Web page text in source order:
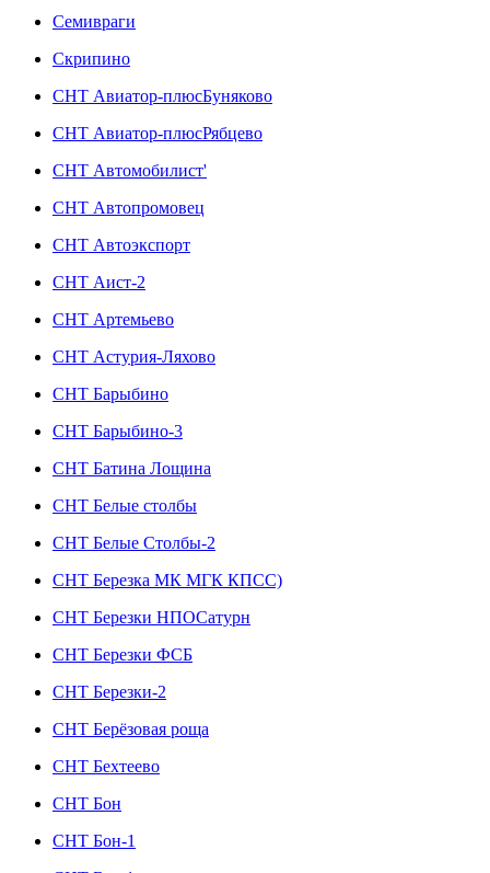
Семивраги
Скрипино
СНТ Авиатор-плюсБуняково
СНТ Авиатор-плюсРябцево
СНТ Автомобилист'
СНТ Автопромовец
СНТ Автоэкспорт
СНТ Аист-2
СНТ Артемьево
СНТ Астурия-Ляхово
СНТ Барыбино
СНТ Барыбино-3
СНТ Батина Лощина
СНТ Белые столбы
СНТ Белые Столбы-2
СНТ Березка МК МГК КПСС)
СНТ Березки НПОСатурн
СНТ Березки ФСБ
СНТ Березки-2
СНТ Берёзовая роща
СНТ Бехтеево
СНТ Бон
СНТ Бон-1